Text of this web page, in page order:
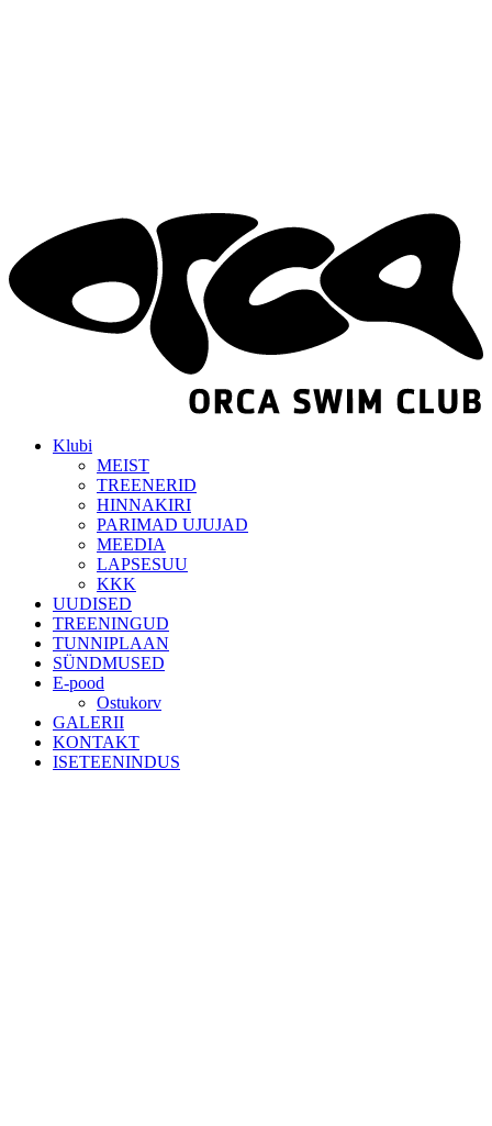
Klubi
MEIST
TREENERID
HINNAKIRI
PARIMAD UJUJAD
MEEDIA
LAPSESUU
KKK
UUDISED
TREENINGUD
TUNNIPLAAN
SÜNDMUSED
E-pood
Ostukorv
GALERII
KONTAKT
ISETEENINDUS